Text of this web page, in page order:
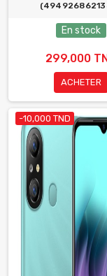
En stock
299,000
ACHETER
-10,000 TND